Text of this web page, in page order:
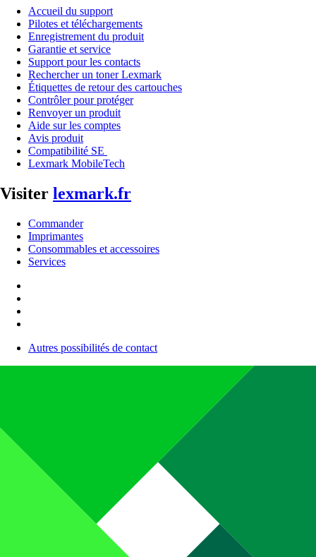
Accueil du support
Pilotes et téléchargements
Enregistrement du produit
Garantie et service
Support pour les contacts
Rechercher un toner Lexmark
Étiquettes de retour des cartouches
Contrôler pour protéger
Renvoyer un produit
Aide sur les comptes
Avis produit
Compatibilité SE
Lexmark MobileTech
Visiter lexmark.fr
Commander
Imprimantes
Consommables et accessoires
Services
Autres possibilités de contact